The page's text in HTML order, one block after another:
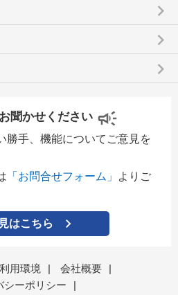
keyboard_arrow_right
keyboard_arrow_right
keyboard_arrow_right
聞かせください
勝手、機能についてご意見を
「お問合せフォーム」
よりご
はこちら
用環境 | 会社概要
|
シーポリシー
|